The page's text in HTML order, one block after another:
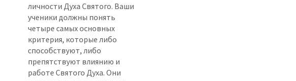
личности Духа Святого. Ваши
ученики должны понять
четыре самых основных
критерия, которые либо
способствуют, либо
препятствуют влиянию и
работе Святого Духа. Они